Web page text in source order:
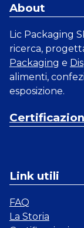
About
Lic Packaging
ricerca,
Packaging e
alimenti,
esposizione.
Link utili
FAQ
La Storia